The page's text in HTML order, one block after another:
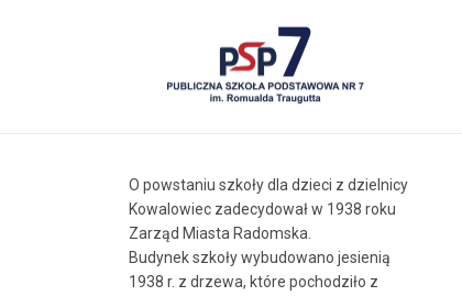
O powstaniu szkoły dla dzieci z dzielnicy
Kowalowiec zadecydował w 1938 roku
Zarząd Miasta Radomska.
Budynek szkoły wybudowano jesienią
1938 r. z drzewa, które pochodziło z